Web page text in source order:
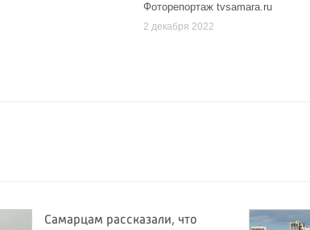
Фоторепортаж tvsamara.ru
2 декабря 2022
Самарцам рассказали, что